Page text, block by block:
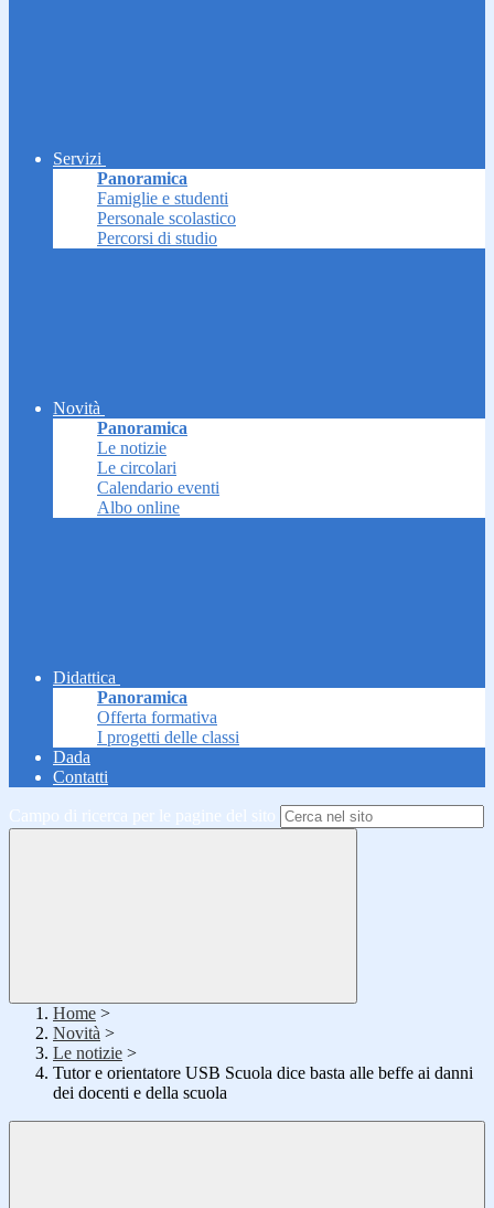
Servizi
Panoramica
Famiglie e studenti
Personale scolastico
Percorsi di studio
Novità
Panoramica
Le notizie
Le circolari
Calendario eventi
Albo online
Didattica
Panoramica
Offerta formativa
I progetti delle classi
Dada
Contatti
Campo di ricerca per le pagine del sito
Home >
Novità >
Le notizie >
Tutor e orientatore USB Scuola dice basta alle beffe ai danni
dei docenti e della scuola